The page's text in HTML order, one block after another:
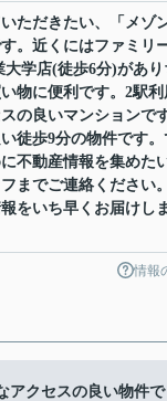
ただきたい、「メゾ
。近くにはファミリ
大学店(徒歩6分)があり
物に便利です。2駅利
の良いマンションで
徒歩9分の物件です。
不動産情報を集めた
までご連絡ください
をいち早くお届けし
情報
アクセスの良い物件で